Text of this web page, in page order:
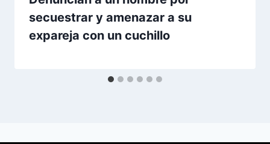
secuestrar y amenazar a su
expareja con un cuchillo